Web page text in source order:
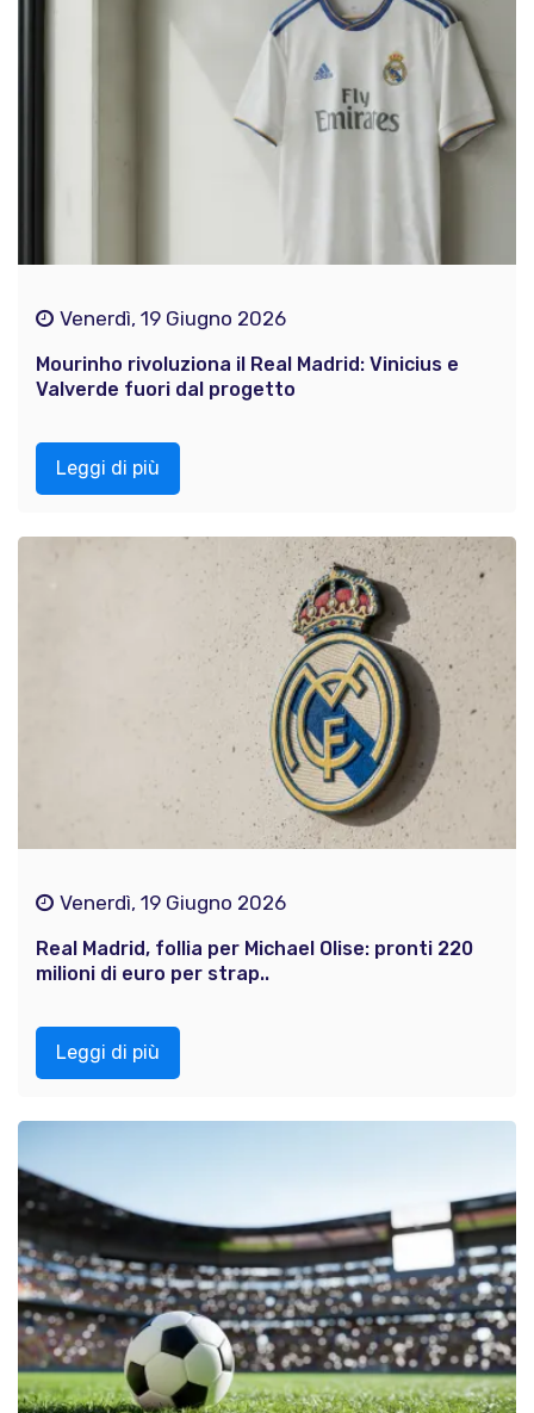
Venerdì, 19 Giugno 2026
Mourinho rivoluziona il Real Madrid: Vinicius e
Valverde fuori dal progetto
Leggi di più
Venerdì, 19 Giugno 2026
Real Madrid, follia per Michael Olise: pronti 220
milioni di euro per strap..
Leggi di più